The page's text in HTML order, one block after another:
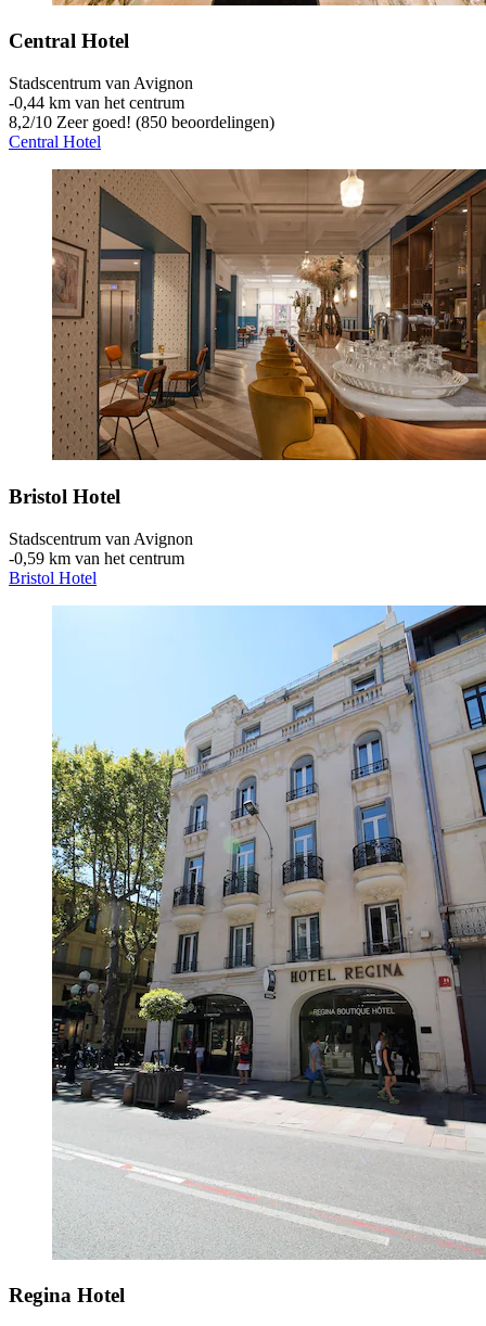
Central Hotel
Stadscentrum van Avignon
‐0,44 km van het centrum
8,2/10 Zeer goed! (850 beoordelingen)
Central Hotel
Bristol Hotel
Stadscentrum van Avignon
‐0,59 km van het centrum
Bristol Hotel
Regina Hotel